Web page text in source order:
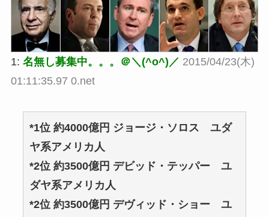
1: 名無し募集中。。。＠＼(^o^)／ 2015/04/23(木)
01:11:35.97 0.net
*1位 約4000億円 ジョージ・ソロス ユダ
ヤ系アメリカ人
*2位 約3500億円 デビッド・テッパー ユ
ダヤ系アメリカ人
*2位 約3500億円 デヴィッド・ショー ユ